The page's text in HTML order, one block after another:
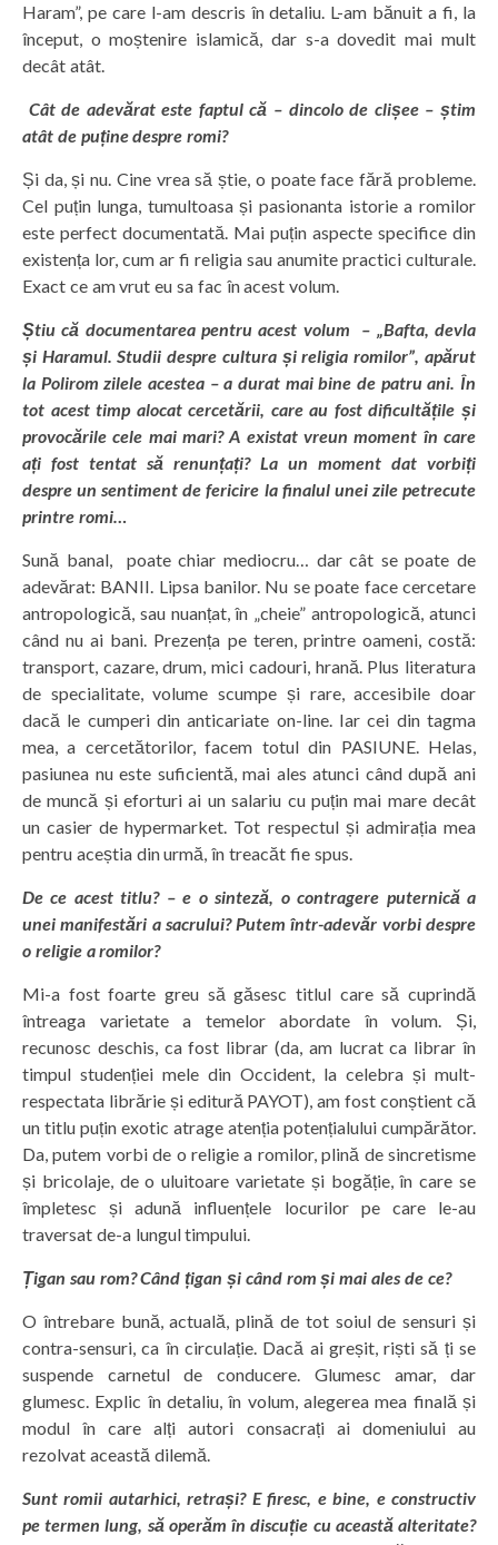
Haram”, pe care l-am descris în detaliu. L-am bănuit a fi, la
început, o moștenire islamică, dar s-a dovedit mai mult
decât atât.
Cât de adevărat este faptul că – dincolo de clișee – știm
atât de puține despre romi?
Și da, și nu. Cine vrea să știe, o poate face fără probleme.
Cel puțin lunga, tumultoasa și pasionanta istorie a romilor
este perfect documentată. Mai puțin aspecte specifice din
existența lor, cum ar fi religia sau anumite practici culturale.
Exact ce am vrut eu sa fac în acest volum.
Știu că documentarea pentru acest volum – „Bafta, devla
și Haramul. Studii despre cultura și religia romilor”, apărut
la Polirom zilele acestea – a durat mai bine de patru ani. În
tot acest timp alocat cercetării, care au fost dificultățile și
provocările cele mai mari? A existat vreun moment în care
ați fost tentat să renunțați? La un moment dat vorbiți
despre un sentiment de fericire la finalul unei zile petrecute
printre romi…
Sună banal, poate chiar mediocru… dar cât se poate de
adevărat: BANII. Lipsa banilor. Nu se poate face cercetare
antropologică, sau nuanțat, în „cheie” antropologică, atunci
când nu ai bani. Prezența pe teren, printre oameni, costă:
transport, cazare, drum, mici cadouri, hrană. Plus literatura
de specialitate, volume scumpe și rare, accesibile doar
dacă le cumperi din anticariate on-line. Iar cei din tagma
mea, a cercetătorilor, facem totul din PASIUNE. Helas,
pasiunea nu este suficientă, mai ales atunci când după ani
de muncă și eforturi ai un salariu cu puțin mai mare decât
un casier de hypermarket. Tot respectul și admirația mea
pentru aceștia din urmă, în treacăt fie spus.
De ce acest titlu? – e o sinteză, o contragere puternică a
unei manifestări a sacrului? Putem într-adevăr vorbi despre
o religie a romilor?
Mi-a fost foarte greu să găsesc titlul care să cuprindă
întreaga varietate a temelor abordate în volum. Și,
recunosc deschis, ca fost librar (da, am lucrat ca librar în
timpul studenției mele din Occident, la celebra și mult-
respectata librărie și editură PAYOT), am fost conștient că
un titlu puțin exotic atrage atenția potențialului cumpărător.
Da, putem vorbi de o religie a romilor, plină de sincretisme
și bricolaje, de o uluitoare varietate și bogăție, în care se
împletesc și adună influențele locurilor pe care le-au
traversat de-a lungul timpului.
Țigan sau rom? Când țigan și când rom și mai ales de ce?
O întrebare bună, actuală, plină de tot soiul de sensuri și
contra-sensuri, ca în circulație. Dacă ai greșit, riști să ți se
suspende carnetul de conducere. Glumesc amar, dar
glumesc. Explic în detaliu, în volum, alegerea mea finală și
modul în care alți autori consacrați ai domeniului au
rezolvat această dilemă.
Sunt romii autarhici, retrași? E firesc, e bine, e constructiv
pe termen lung, să operăm în discuție cu această alteritate?